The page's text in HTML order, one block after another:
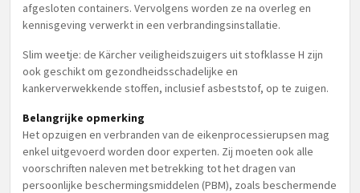
afgesloten containers. Vervolgens worden ze na overleg en
kennisgeving verwerkt in een verbrandingsinstallatie.
Slim weetje: de Kärcher veiligheidszuigers uit stofklasse H zijn
ook geschikt om gezondheidsschadelijke en
kankerverwekkende stoffen, inclusief asbeststof, op te zuigen.
Belangrijke opmerking
Het opzuigen en verbranden van de eikenprocessierupsen mag
enkel uitgevoerd worden door experten. Zij moeten ook alle
voorschriften naleven met betrekking tot het dragen van
persoonlijke beschermingsmiddelen (PBM), zoals beschermende